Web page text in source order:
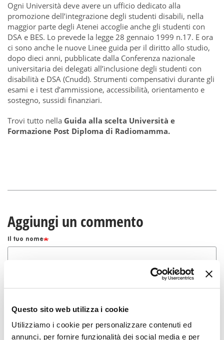
Questo sito web utilizza i cookie
Utilizziamo i cookie per personalizzare contenuti ed
annunci, per fornire funzionalità dei social media e per
Ogni Università deve avere un ufficio dedicato alla
promozione dell’integrazione degli studenti disabili, nella
maggior parte degli Atenei accoglie anche gli studenti con
DSA e BES. Lo prevede la legge 28 gennaio 1999 n.17. E ora
ci sono anche le nuove Linee guida per il diritto allo studio,
dopo dieci anni, pubblicate dalla Conferenza nazionale
universitaria dei delegati all’inclusione degli studenti con
disabilità e DSA (Cnudd). Strumenti compensativi durante gli
esami e i test d’ammissione, accessibilità, orientamento e
sostegno, sussidi finanziari.
Trovi tutto nella Guida alla scelta Università e
Formazione Post Diploma di Radiomamma.
Aggiungi un commento
Il tuo nome
Soggetto